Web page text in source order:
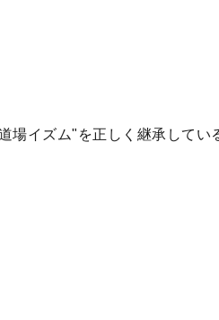
場イズム"を正しく継承してい